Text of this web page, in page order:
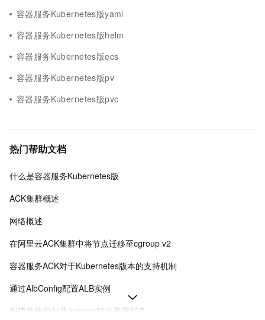
容器服务Kubernetes版yaml
容器服务Kubernetes版helm
容器服务Kubernetes版ecs
容器服务Kubernetes版pv
容器服务Kubernetes版pvc
热门帮助文档
什么是容器服务Kubernetes版
ACK集群概述
网络概述
在阿里云ACK集群中将节点迁移至cgroup v2
容器服务ACK对于Kubernetes版本的支持机制
通过AlbConfig配置ALB实例
创建并使用ALB Ingress对外暴露服务